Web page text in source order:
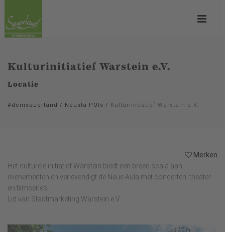
Kulturinitiatief Warstein e.V.
Locatie
#deinsauerland / Neusta POIs / Kulturinitiatief Warstein e.V.
Merken
Het culturele initiatief Warstein biedt een breed scala aan
evenementen en verlevendigt de Neue Aula met concerten, theater
en filmseries.
Lid van Stadtmarketing Warstein e.V.